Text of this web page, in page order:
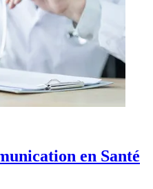
en Santé